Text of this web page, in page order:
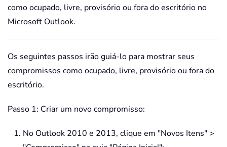
como ocupado, livre, provisório ou fora do escritório no
Microsoft Outlook.
Os seguintes passos irão guiá-lo para mostrar seus
compromissos como ocupado, livre, provisório ou fora do
escritório.
Passo 1: Criar um novo compromisso:
No Outlook 2010 e 2013, clique em "Novos Itens" >